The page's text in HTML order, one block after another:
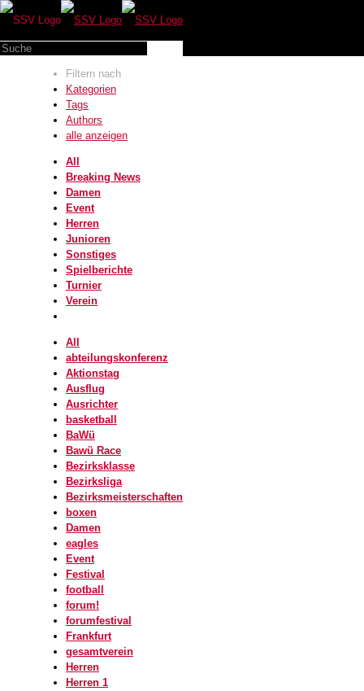
Filtern nach
Kategorien
Tags
Authors
alle anzeigen
All
Breaking News
Damen
Event
Herren
Junioren
Sonstiges
Spielberichte
Turnier
Verein
All
abteilungskonferenz
Aktionstag
Ausflug
Ausrichter
basketball
BaWü
Bawü Race
Bezirksklasse
Bezirksliga
Bezirksmeisterschaften
boxen
Damen
eagles
Event
Festival
football
forum!
forumfestival
Frankfurt
gesamtverein
Herren
Herren 1